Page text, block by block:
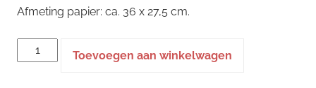
Afmeting papier: ca. 36 x 27,5 cm.
houtsnede
Toevoegen aan winkelwagen